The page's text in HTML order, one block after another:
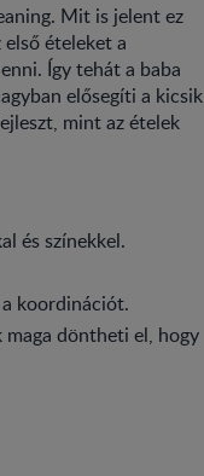
Mit is jelent ez
ételeket a
Így tehát a baba
elősegíti a kicsik
mint az ételek
és színekkel.
koordinációt.
maga döntheti el, hogy